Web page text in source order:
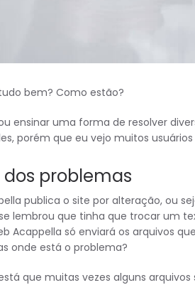
bem? Como estão?
ensinar uma forma de resolver
porém que eu vejo muitos
dos problemas
publica o site por alteração, ou
lembrou que tinha que trocar um
Acappella só enviará os arquivos
onde está o problema?
que muitas vezes alguns